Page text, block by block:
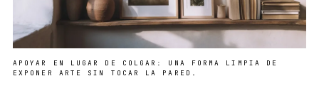
APOYAR EN LUGAR DE COLGAR: UNA FORMA LIMPIA DE
EXPONER ARTE SIN TOCAR LA PARED.